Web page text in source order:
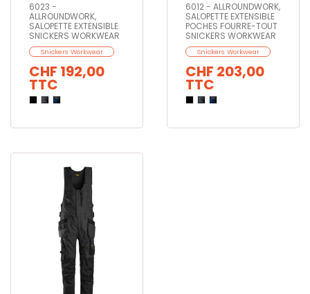
6023 -
ALLROUNDWORK,
SALOPETTE EXTENSIBLE
SNICKERS WORKWEAR
Snickers Workwear
CHF 192,00
TTC
6012 - ALLROUNDWORK,
SALOPETTE EXTENSIBLE
POCHES FOURRE-TOUT
SNICKERS WORKWEAR
Snickers Workwear
CHF 203,00
TTC